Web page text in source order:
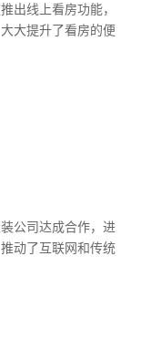
出线上看房功能，
大提升了看房的便
公司达成合作，进
动了互联网和传统